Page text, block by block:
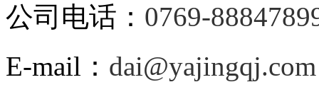
公司电话： 0769-
E-mail： dai@yajingqj.com